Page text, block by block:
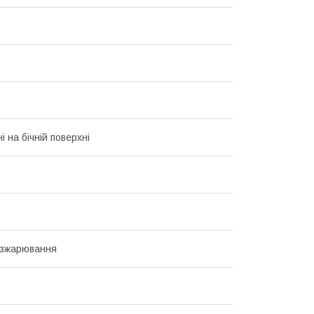
на бічній поверхні